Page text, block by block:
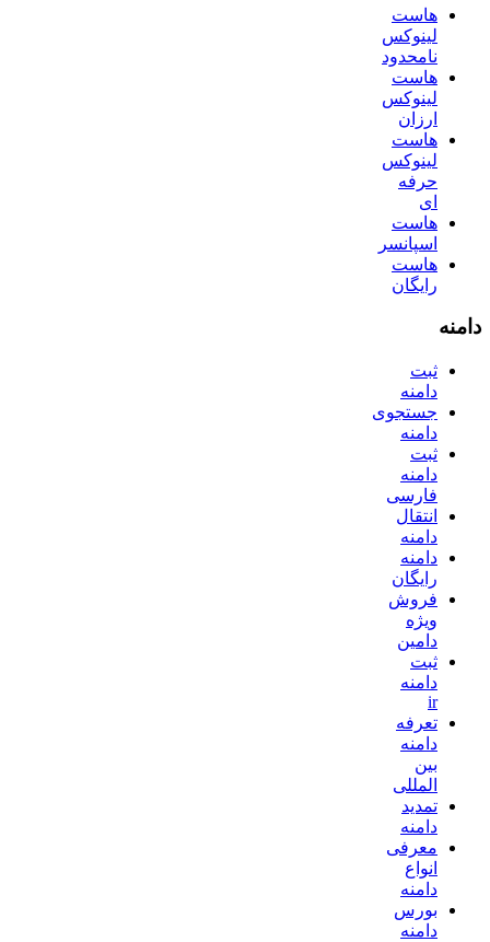
هاست
لینوکس
نامحدود
هاست
لینوکس
ارزان
هاست
لینوکس
حرفه
ای
هاست
اسپانسر
هاست
رایگان
دامنه
ثبت
دامنه
جستجوی
دامنه
ثبت
دامنه
فارسی
انتقال
دامنه
دامنه
رایگان
فروش
ویژه
دامین
ثبت
دامنه
ir
تعرفه
دامنه
بین
المللی
تمدید
دامنه
معرفی
انواع
دامنه
بورس
دامنه